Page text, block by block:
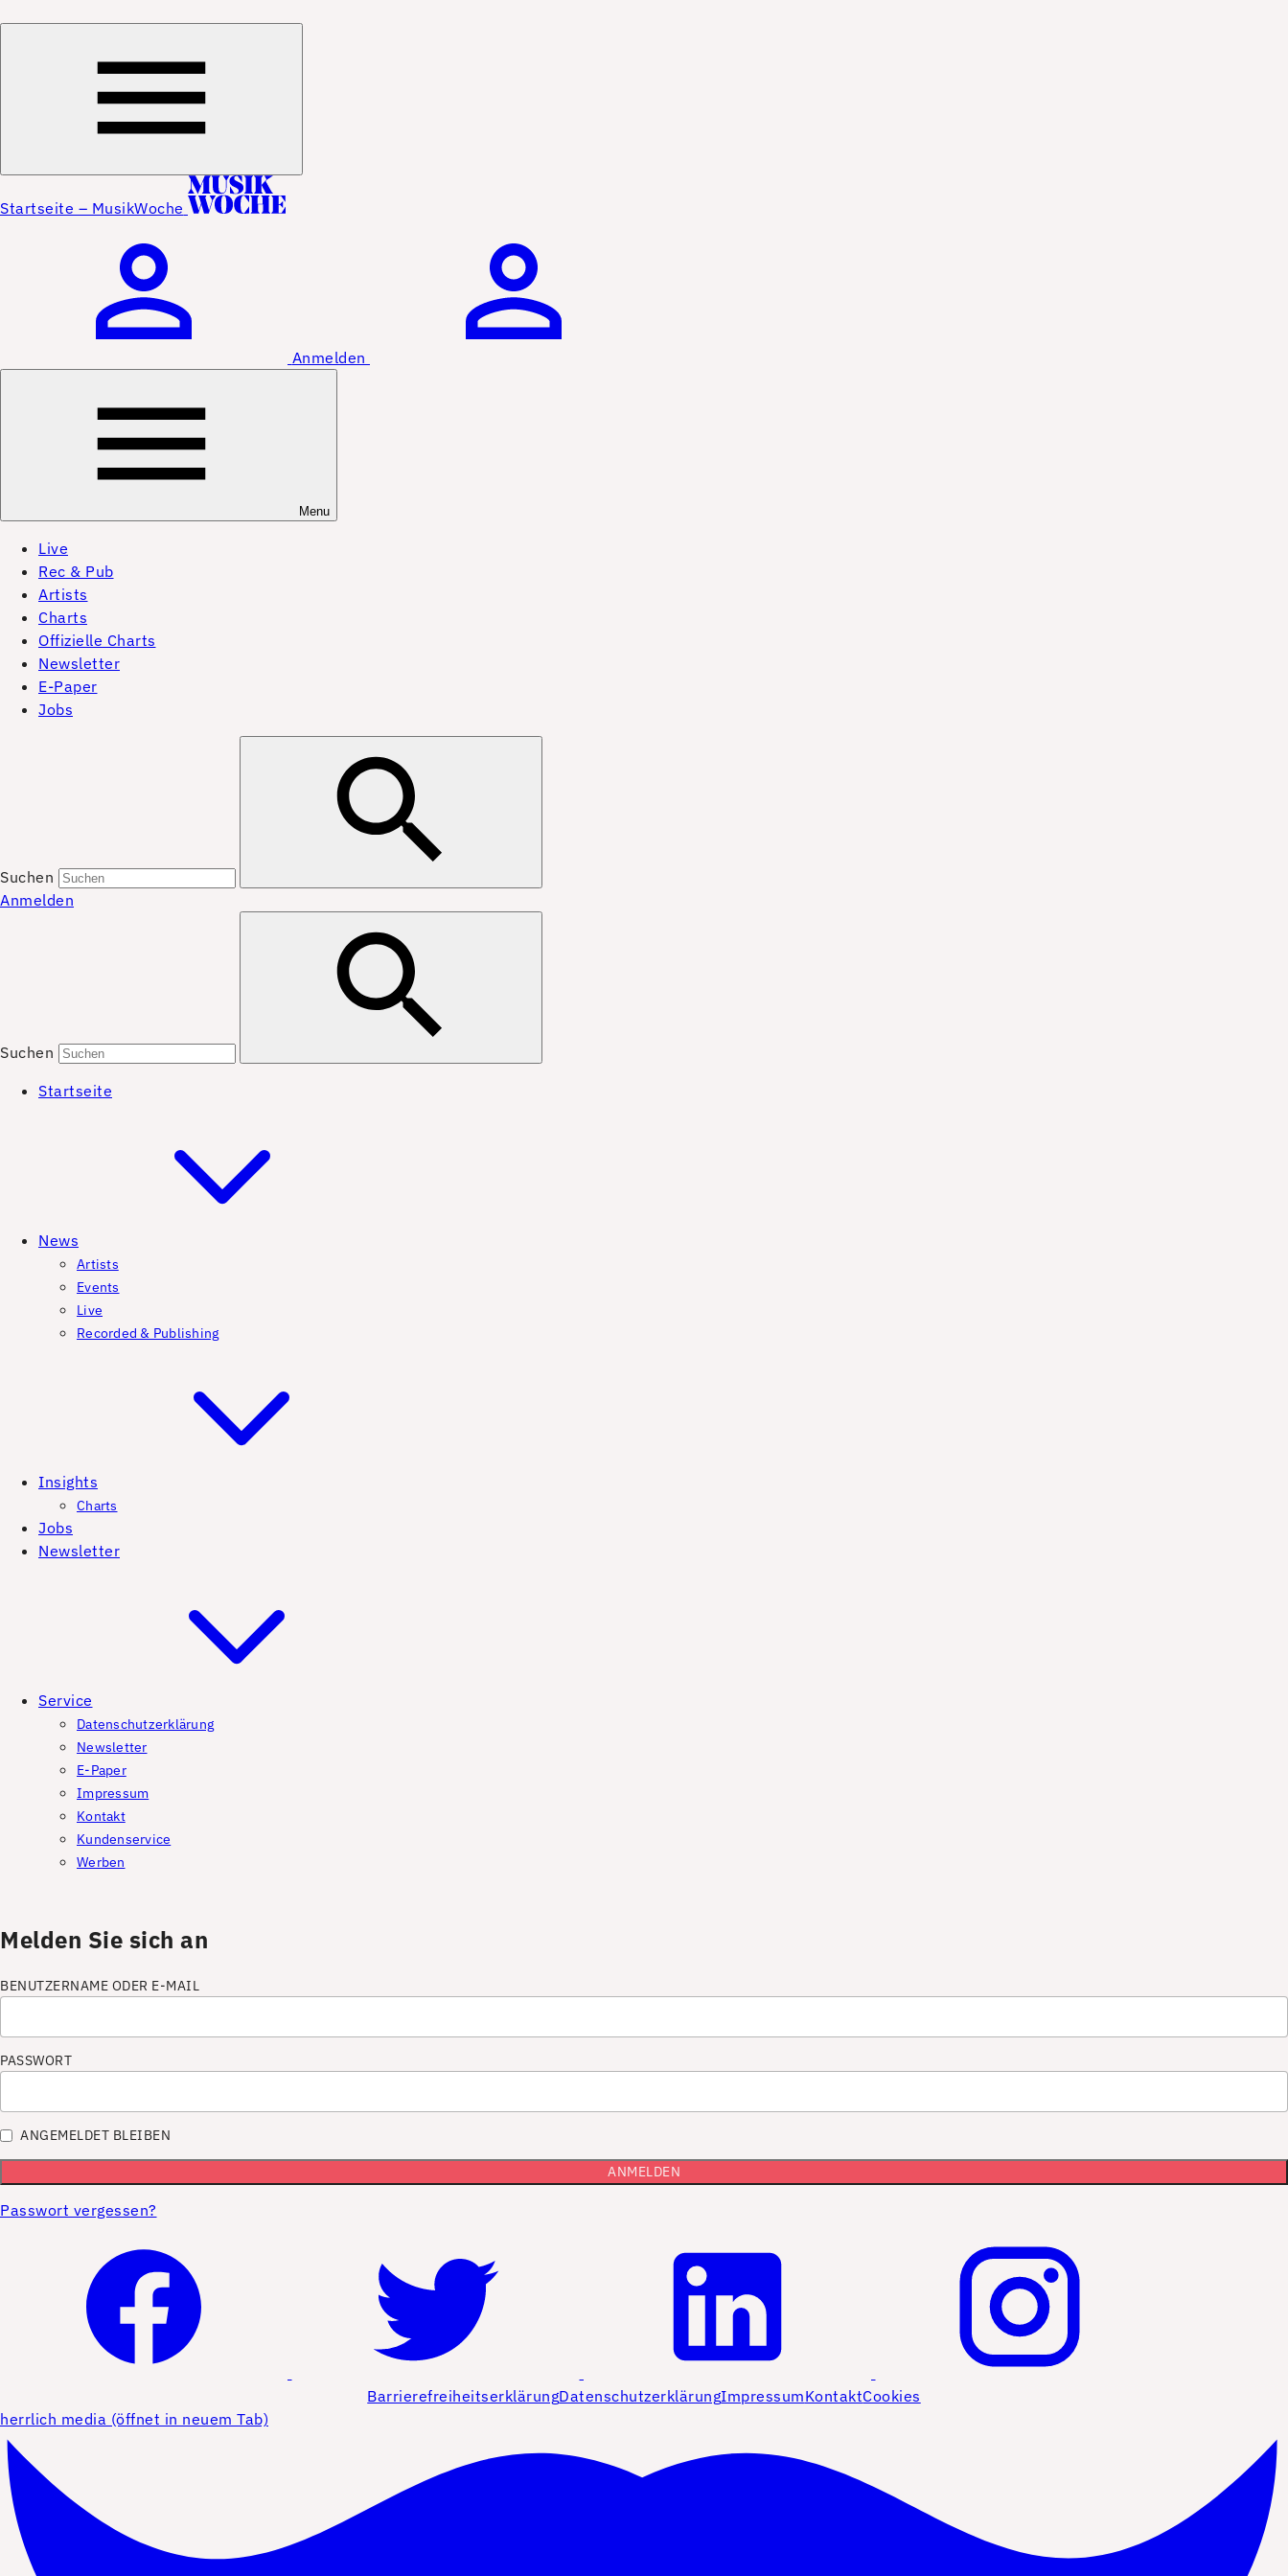
Startseite – MusikWoche
Anmelden
Menu
Live
Rec & Pub
Artists
Charts
Offizielle Charts
Newsletter
E-Paper
Jobs
Suchen
Anmelden
Suchen
Startseite
News
Artists
Events
Live
Recorded & Publishing
Insights
Charts
Jobs
Newsletter
Service
Datenschutzerklärung
Newsletter
E-Paper
Impressum
Kontakt
Kundenservice
Werben
Melden Sie sich an
BENUTZERNAME ODER E-MAIL
PASSWORT
ANGEMELDET BLEIBEN
Passwort vergessen?
BarrierefreiheitserklärungDatenschutzerklärungImpressumKontaktCookies
herrlich media (öffnet in neuem Tab)